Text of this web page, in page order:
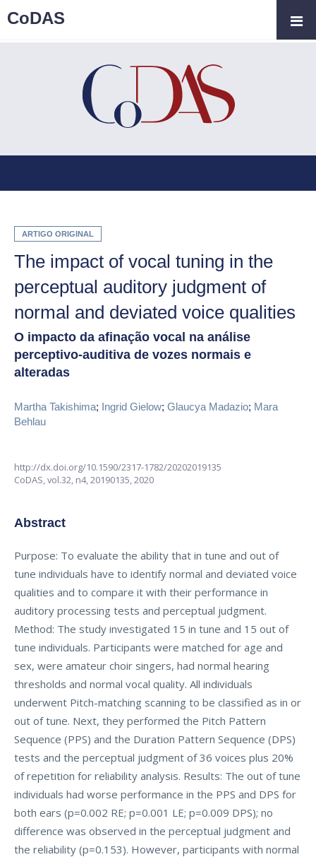
ARTIGO ORIGINAL
The impact of vocal tuning in the
perceptual auditory judgment of
normal and deviated voice qualities
O impacto da afinação vocal na análise
perceptivo-auditiva de vozes normais e
alteradas
Martha Takishima; Ingrid Gielow; Glaucya Madazio; Mara
Behlau
http://dx.doi.org/10.1590/2317-1782/20202019135
CoDAS,vol.32, n4,20190135, 2020
Abstract
Purpose: To evaluate the ability that in tune and out of
tune individuals have to identify normal and deviated voice
qualities and to compare it with their performance in
auditory processing tests and perceptual judgment.
Method: The study investigated 15 in tune and 15 out of
tune individuals. Participants were matched for age and
sex, were amateur choir singers, had normal hearing
thresholds and normal vocal quality. All individuals
underwent Pitch-matching scanning to be classified as in or
out of tune. Next, they performed the Pitch Pattern
Sequence (PPS) and the Duration Pattern Sequence (DPS)
tests and the perceptual judgment of 36 voices plus 20%
of repetition for reliability analysis. Results: The out of tune
individuals had worse performance in the PPS and DPS for
both ears (p=0.002 RE; p=0.001 LE; p=0.009 DPS); no
difference was observed in the perceptual judgment and
the reliability (p=0.153). However, participants with normal
CoDAS